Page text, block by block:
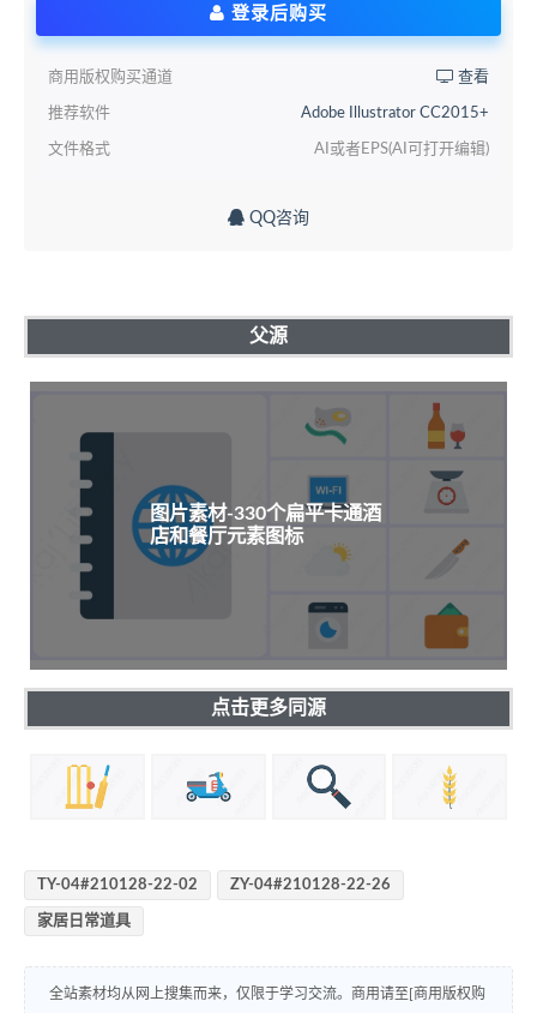
登录后购买
商用版权购买通道 查看
推荐软件 Adobe Illustrator CC2015+
文件格式 AI或者EPS(AI可打开编辑)
QQ咨询
父源
图片素材-330个扁平卡通酒
店和餐厅元素图标
点击更多同源
TY-04#210128-22-02 ZY-04#210128-22-26
家居日常道具
全站素材均从网上搜集而来，仅限于学习交流。商用请至[商用版权购